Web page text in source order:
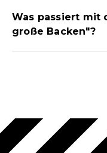
Was passiert mit
große Backen"?